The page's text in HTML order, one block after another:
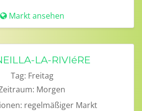
Markt ansehen
LA-RIVIéRE
Tag: Freitag
Morgen
regelmäßiger Markt